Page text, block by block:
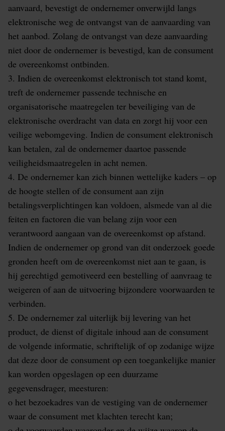
aanvaard, bevestigt de ondernemer onverwijld langs
elektronische weg de ontvangst van de aanvaarding van
het aanbod. Zolang de ontvangst van deze aanvaarding
niet door de ondernemer is bevestigd, kan de consument
de overeenkomst ontbinden.
3. Indien de overeenkomst elektronisch tot stand komt,
treft de ondernemer passende technische en
organisatorische maatregelen ter beveiliging van de
elektronische overdracht van data en zorgt hij voor een
veilige webomgeving. Indien de consument elektronisch
kan betalen, zal de ondernemer daartoe passende
veiligheidsmaatregelen in acht nemen.
4. De ondernemer kan zich binnen wettelijke kaders – op
de hoogte stellen of de consument aan zijn
betalingsverplichtingen kan voldoen, alsmede van al die
feiten en factoren die van belang zijn voor een
verantwoord aangaan van de overeenkomst op afstand.
Indien de ondernemer op grond van dit onderzoek goede
gronden heeft om de overeenkomst niet aan te gaan, is
hij gerechtigd gemotiveerd een bestelling of aanvraag te
weigeren of aan de uitvoering bijzondere voorwaarden te
verbinden.
5. De ondernemer zal uiterlijk bij levering van het
product, de dienst of digitale inhoud aan de consument
de volgende informatie, schriftelijk of op zodanige wijze
dat deze door de consument op een toegankelijke manier
kan worden opgeslagen op een duurzame
gegevensdrager, meesturen:
o het bezoekadres van de vestiging van de ondernemer
waar de consument met klachten terecht kan;